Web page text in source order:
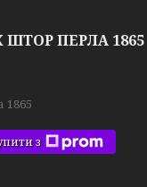
ПЕРЛА 1865
1865
з